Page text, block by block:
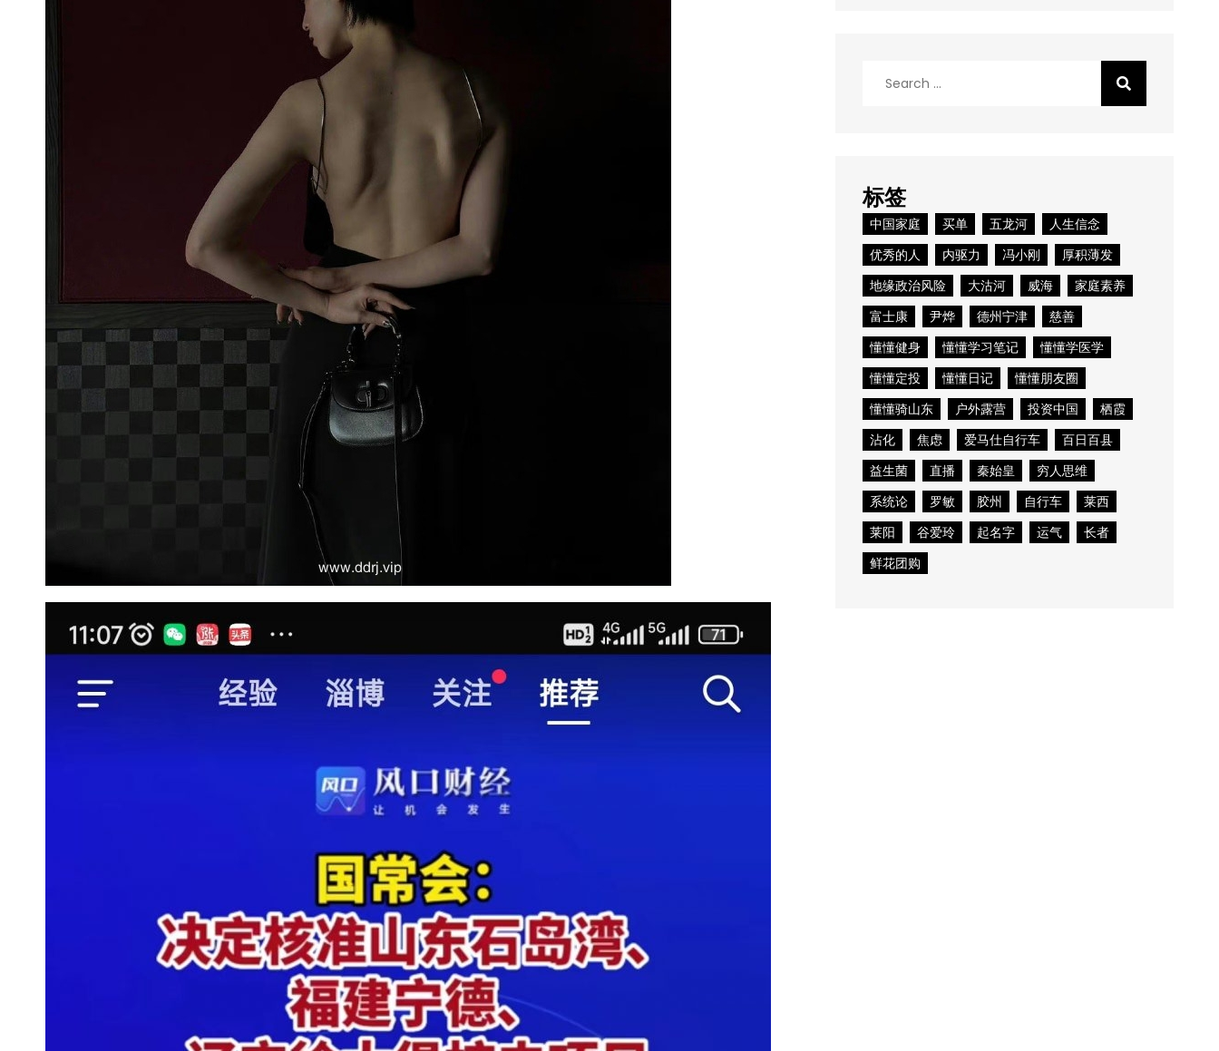
标签
中国家庭 买单 五龙河
人生信念
优秀的人
内驱力 冯小刚
厚积薄发
地缘政治风险
大沽河 威海
家庭素养
富士康
尹烨 德州宁津
慈善
懂懂健身
懂懂学习笔记
懂懂学医学
懂懂定投
懂懂日记
懂懂朋友圈
懂懂骑山东
户外露营 投资中国
栖霞
沾化
焦虑 爱马仕自行车
百日百县
益生菌
直播 秦始皇
穷人思维
系统论
罗敏 胶州 自行车
莱西
莱阳
谷爱玲 起名字 运气
长者
鲜花团购